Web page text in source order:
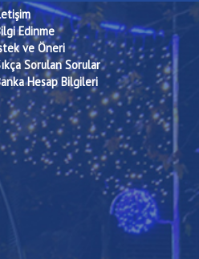
Edinme
ve Öneri
Sorulan Sorular
Hesap Bilgileri